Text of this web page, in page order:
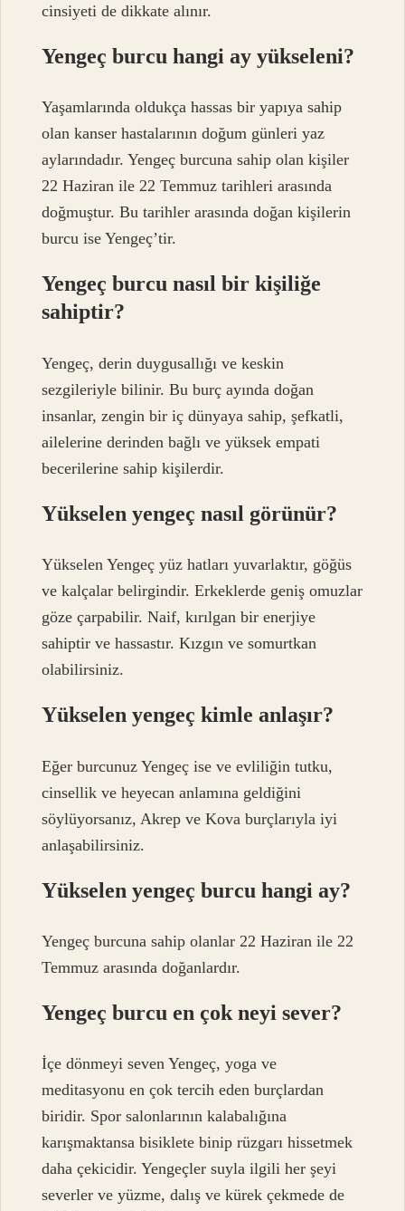
cinsiyeti de dikkate alınır.
Yengeç burcu hangi ay yükseleni?
Yaşamlarında oldukça hassas bir yapıya sahip
olan kanser hastalarının doğum günleri yaz
aylarındadır. Yengeç burcuna sahip olan kişiler
22 Haziran ile 22 Temmuz tarihleri ​​arasında
doğmuştur. Bu tarihler arasında doğan kişilerin
burcu ise Yengeç’tir.
Yengeç burcu nasıl bir kişiliğe
sahiptir?
Yengeç, derin duygusallığı ve keskin
sezgileriyle bilinir. Bu burç ayında doğan
insanlar, zengin bir iç dünyaya sahip, şefkatli,
ailelerine derinden bağlı ve yüksek empati
becerilerine sahip kişilerdir.
Yükselen yengeç nasıl görünür?
Yükselen Yengeç yüz hatları yuvarlaktır, göğüs
ve kalçalar belirgindir. Erkeklerde geniş omuzlar
göze çarpabilir. Naif, kırılgan bir enerjiye
sahiptir ve hassastır. Kızgın ve somurtkan
olabilirsiniz.
Yükselen yengeç kimle anlaşır?
Eğer burcunuz Yengeç ise ve evliliğin tutku,
cinsellik ve heyecan anlamına geldiğini
söylüyorsanız, Akrep ve Kova burçlarıyla iyi
anlaşabilirsiniz.
Yükselen yengeç burcu hangi ay?
Yengeç burcuna sahip olanlar 22 Haziran ile 22
Temmuz arasında doğanlardır.
Yengeç burcu en çok neyi sever?
İçe dönmeyi seven Yengeç, yoga ve
meditasyonu en çok tercih eden burçlardan
biridir. Spor salonlarının kalabalığına
karışmaktansa bisiklete binip rüzgarı hissetmek
daha çekicidir. Yengeçler suyla ilgili her şeyi
severler ve yüzme, dalış ve kürek çekmede de